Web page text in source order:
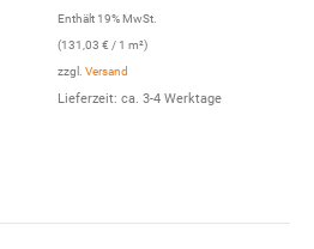
Enthält 19% MwSt.
(131,03 € / 1 m²)
zzgl. Versand
Lieferzeit: ca. 3-4 Werktage